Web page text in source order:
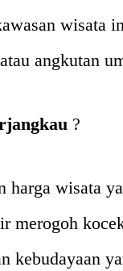
wisata
angkutan
?
harga wisata
merogoh
kebudayaan